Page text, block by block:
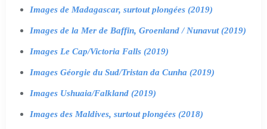
Images de Madagascar, surtout plongées (2019)
Images de la Mer de Baffin, Groenland / Nunavut (2019)
Images Le Cap/Victoria Falls (2019)
Images Géorgie du Sud/Tristan da Cunha (2019)
Images Ushuaia/Falkland (2019)
Images des Maldives, surtout plongées (2018)